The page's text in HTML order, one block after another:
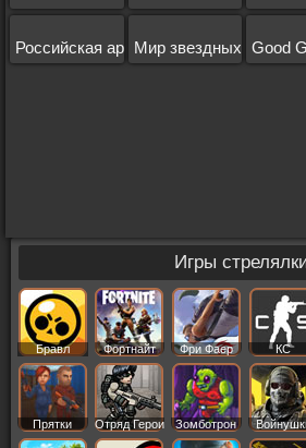
Российская армияМир звездных войн
Good
Игры
Бравл
Старс
Фортнайт Фри Фаер КС
Прятки Отряд Герои Зомботрон